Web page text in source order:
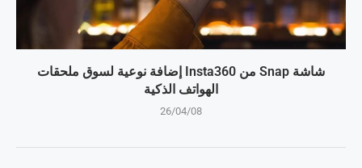
شاشة Snap من Insta360 إضافة نوعية لسوق ملحقات
الهواتف الذكية
26/04/08